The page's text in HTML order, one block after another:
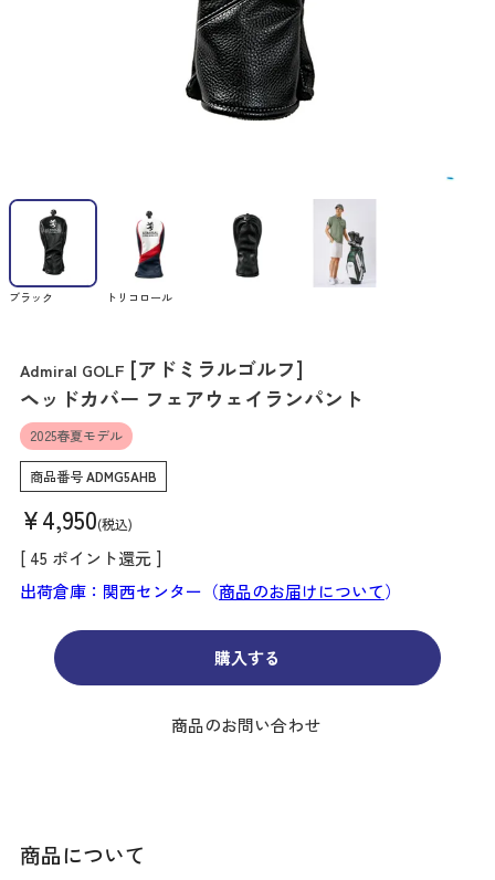
ブラック トリコロール
Admiral GOLF [アドミラルゴルフ]
ヘッドカバー フェアウェイランパント
2025春夏モデル
商品番号ADMG5AHB
¥4,950 税込
[ 45 ポイント還元 ]
出荷倉庫：関西センター（商品のお届けについて）
購入する
商品のお問い合わせ
商品について